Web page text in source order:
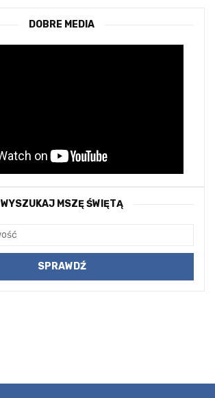
DOBRE MEDIA
WYSZUKAJ MSZĘ ŚWIĘTĄ